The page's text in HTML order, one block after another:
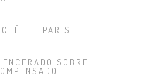
PARIS
SOBRE